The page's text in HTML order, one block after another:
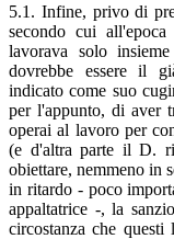
5.1. Infine, privo di
secondo cui
lavorava solo
dovrebbe essere il
indicato come suo
per l'appunto, di aver
operai al lavoro per
(e d'altra parte il D.
obiettare, nemmeno in
in ritardo - poco
appaltatrice -, la
circostanza che